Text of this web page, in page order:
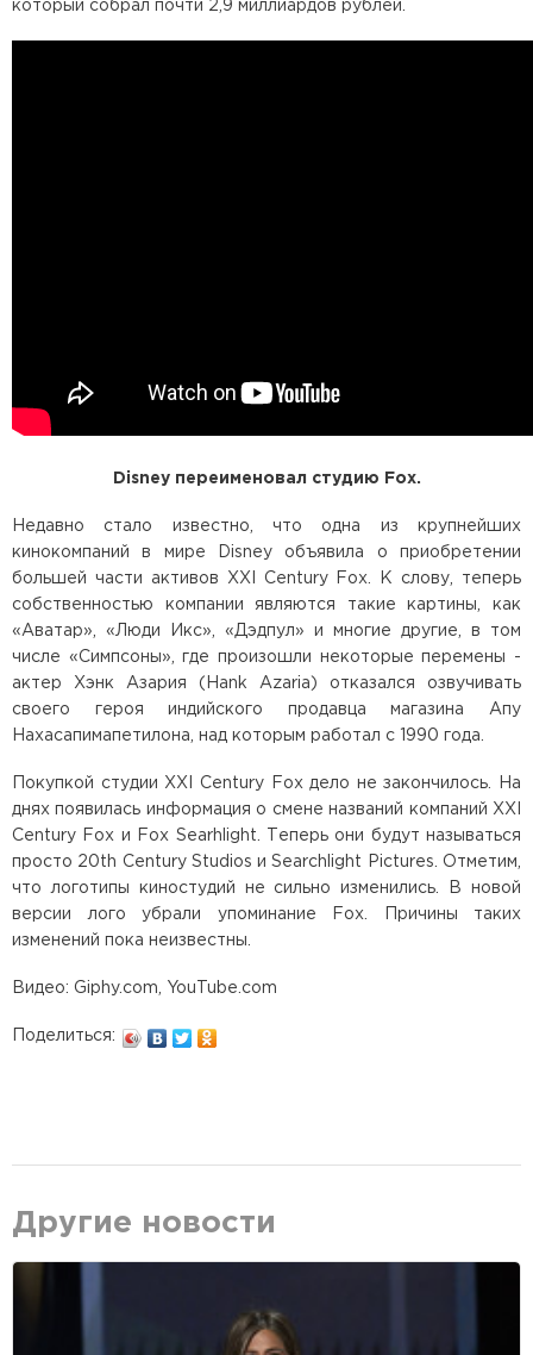
который собрал почти 2,9 миллиардов рублей.
Disney переименовал студию Fox.
Недавно стало известно, что одна из крупнейших
кинокомпаний в мире Disney объявила о приобретении
большей части активов XXI Century Fox. К слову, теперь
собственностью компании являются такие картины, как
«Аватар», «Люди Икс», «Дэдпул» и многие другие, в том
числе «Симпсоны», где произошли некоторые перемены -
актер Хэнк Азария (Hank Azaria) отказался озвучивать
своего героя индийского продавца магазина Апу
Нахасапимапетилона, над которым работал с 1990 года.
Покупкой студии XXI Century Fox дело не закончилось. На
днях появилась информация о смене названий компаний XXI
Century Fox и Fox Searhlight. Теперь они будут называться
просто 20th Century Studios и Searchlight Pictures. Отметим,
что логотипы киностудий не сильно изменились. В новой
версии лого убрали упоминание Fox. Причины таких
изменений пока неизвестны.
Видео: Giphy.com, YouTube.com
Поделиться:
Другие новости